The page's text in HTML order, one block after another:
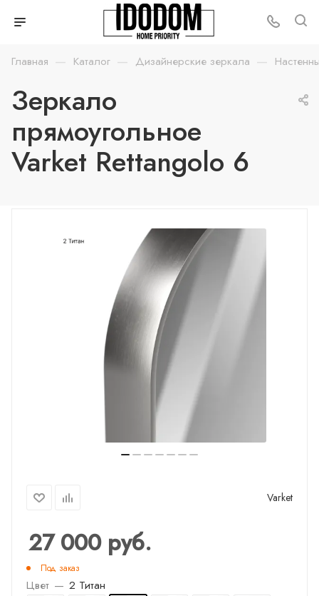
Главная — Каталог — Дизайнерские зеркала —
Зеркало
прямоугольное
Varket Rettangolo 6
Varket
27 000руб.
Под заказ
Цвет — 2 Титан